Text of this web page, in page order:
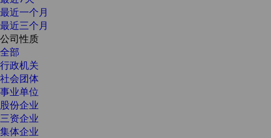
最近一个月
最近三个月
公司性质
全部
行政机关
社会团体
事业单位
股份企业
三资企业
集体企业